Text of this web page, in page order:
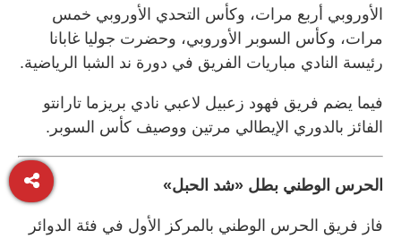
الأوروبي أربع مرات، وكأس التحدي الأوروبي خمس
مرات، وكأس السوبر الأوروبي، وحضرت جوليا غابانا
رئيسة النادي مباريات الفريق في دورة ند الشبا الرياضية.
فيما يضم فريق فهود زعبيل لاعبي نادي بريزما تارانتو
الفائز بالدوري الإيطالي مرتين ووصيف كأس السوبر.
الحرس الوطني بطل «شد الحبل»
فاز فريق الحرس الوطني بالمركز الأول في فئة الدوائر